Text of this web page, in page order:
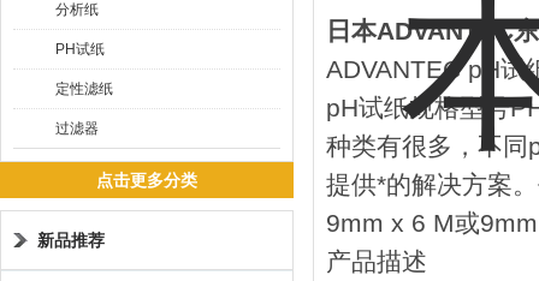
分析纸
PH试纸
定性滤纸
过滤器
点击更多分类
新品推荐
日本ADVANTEC
ADVANTEC pH试
pH试纸规格型号
种类有很多，不同
提供*的解决方案
9mm x 6 M或
产品描述